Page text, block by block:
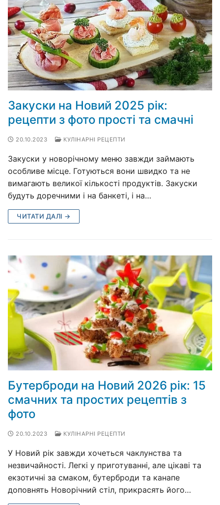
Закуски на Новий 2025 рік:
рецепти з фото прості та смачні
20.10.2023 КУЛІНАРНІ РЕЦЕПТИ
Закуски у новорічному меню завжди займають
особливе місце. Готуються вони швидко та не
вимагають великої кількості продуктів. Закуски
будуть доречними і на банкеті, і на…
ЧИТАТИ ДАЛІ →
Бутерброди на Новий 2026 рік: 15
смачних та простих рецептів з
фото
20.10.2023 КУЛІНАРНІ РЕЦЕПТИ
У Новий рік завжди хочеться чаклунства та
незвичайності. Легкі у приготуванні, але цікаві та
екзотичні за смаком, бутерброди та канапе
доповнять Новорічний стіл, прикрасять його…